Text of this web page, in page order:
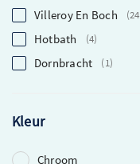
Villeroy En Boch 24
Hotbath 4
Dornbracht 1
Kleur
Chroom